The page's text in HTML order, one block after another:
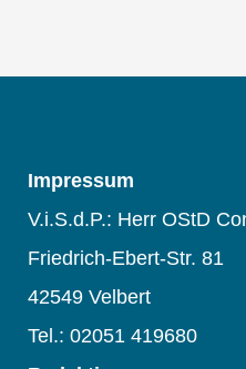
Impressum
V.i.S.d.P.: Herr OStD
Friedrich-Ebert-Str. 81
42549 Velbert
Tel.: 02051 419680